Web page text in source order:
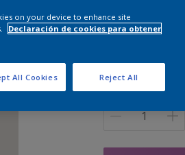
Tamaño
Cantidad
on your device to enhance site
Declaración de cookies para obtener
Reject All
All Cookies